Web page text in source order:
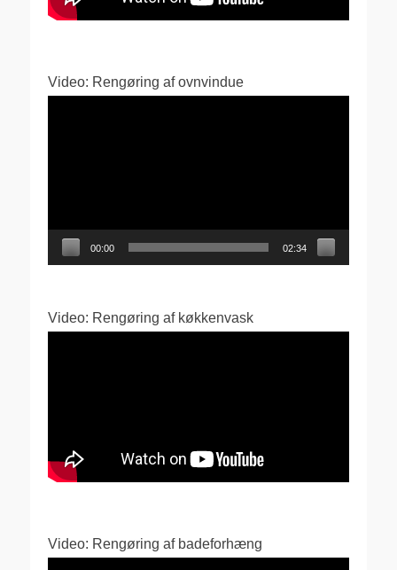
Video: Rengøring af ovnvindue
00:00 02:34
Video: Rengøring af køkkenvask
Video: Rengøring af badeforhæng